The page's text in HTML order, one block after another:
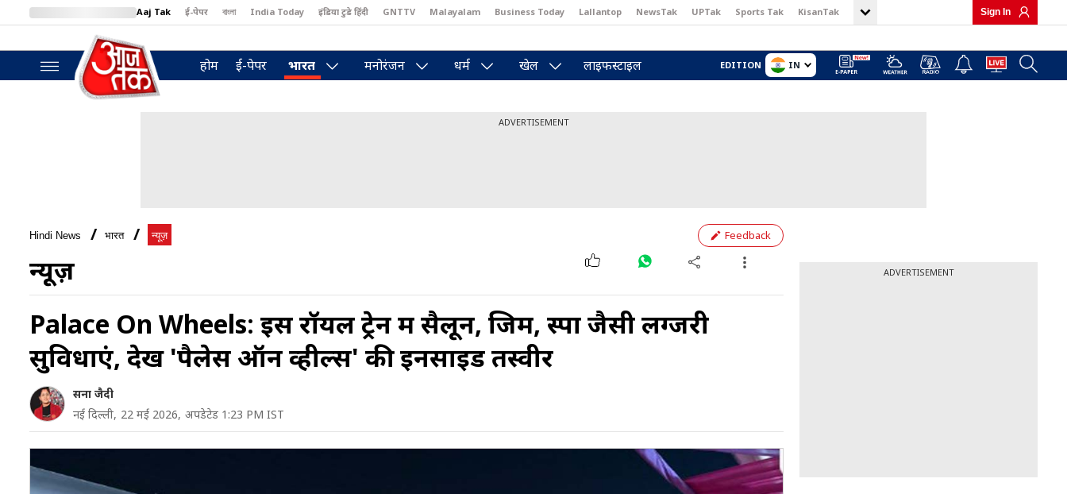
Aaj Tak ई-पेपर বাংলা India Today इंडिया टुडे हिंदी GNTTV Malayalam Business Today Lallantop NewsTak UPTak Sports Tak KisanTak
BT Bazaar
Sign In
होम ई-पेपर भारत मनोरंजन धर्म खेल लाइफस्टाइल EDITION IN
ADVERTISEMENT
Hindi News भारत न्यूज़ Feedback
न्यूज़
Palace On Wheels: इस रॉयल ट्रेन में सैलून, जिम, स्पा जैसी लग्जरी
सुविधाएं, देखें 'पैलेस ऑन व्हील्स' की इनसाइड तस्वीरें
सना जैदी
नई दिल्ली, 22 मई 2026, अपडेटेड 1:23 PM IST
ADVERTISEMENT